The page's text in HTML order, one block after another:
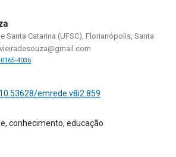
Santa Catarina (UFSC), Florianópolis, Santa
4036
emrede.v8i2.859
conhecimento, educação